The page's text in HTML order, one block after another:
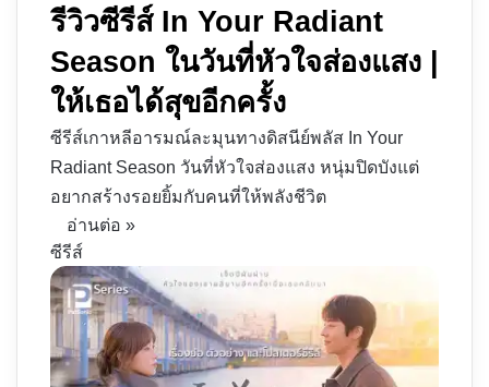
รีวิวซีรีส์ In Your Radiant
Season ในวันที่หัวใจส่องแสง |
ให้เธอได้สุขอีกครั้ง
ซีรีส์เกาหลีอารมณ์ละมุนทางดิสนีย์พลัส In Your
Radiant Season วันที่หัวใจส่องแสง หนุ่มปิดบังแต่
อยากสร้างรอยยิ้มกับคนที่ให้พลังชีวิต
อ่านต่อ »
ซีรีส์